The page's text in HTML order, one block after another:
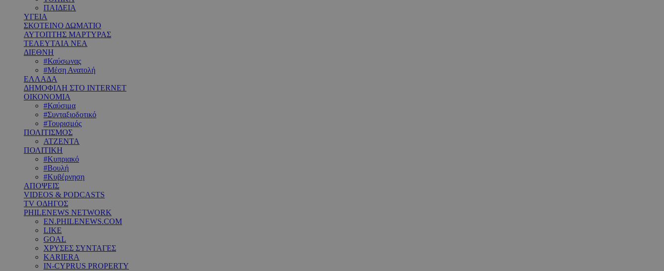
ΠΑΙΔΕΙΑ
ΥΓΕΙΑ
ΣΚΟΤΕΙΝΟ ΔΩΜΑΤΙΟ
ΑΥΤΟΠΤΗΣ ΜΑΡΤΥΡΑΣ
ΤΕΛΕΥΤΑΙΑ ΝΕΑ
ΔΙΕΘΝΗ
#Καύσωνας
#Μέση Ανατολή
ΕΛΛΑΔΑ
ΔΗΜΟΦΙΛΗ ΣΤΟ INTERNET
ΟΙΚΟΝΟΜΙΑ
#Καύσιμα
#Συνταξιοδοτικό
#Τουρισμός
ΠΟΛΙΤΙΣΜΟΣ
ΑΤΖΕΝΤΑ
ΠΟΛΙΤΙΚΗ
#Κυπριακό
#Βουλή
#Κυβέρνηση
ΑΠΟΨΕΙΣ
VIDEOS & PODCASTS
TV ΟΔΗΓΟΣ
PHILENEWS NETWORK
EN.PHILENEWS.COM
LIKE
GOAL
ΧΡΥΣΕΣ ΣΥΝΤΑΓΕΣ
KARIERA
IN-CYPRUS PROPERTY